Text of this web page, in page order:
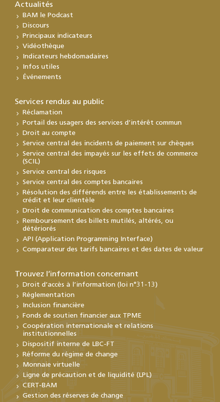
Actualités
BAM le Podcast
Discours
Principaux indicateurs
Vidéothèque
Indicateurs hebdomadaires
Infos utiles
Événements
Services rendus au public
Réclamation
Portail des usagers des services d’intérêt commun
Droit au compte
Service central des incidents de paiement sur chèques
Service central des impayés sur les effets de commerce
(SCIL)
Service central des risques
Service central des comptes bancaires
Résolution des différends entre les établissements de
crédit et leur clientèle
Droit de communication des comptes bancaires
Remboursement des billets mutilés, altérés, ou
détériorés
API (Application Programming Interface)
Comparateur des tarifs bancaires et des dates de valeur
Trouvez l’information concernant
Droit d’accès à l’information (loi n°31-13)
Réglementation
Inclusion financière
Fonds de soutien financier aux TPME
Coopération internationale et relations
institutionnelles
Dispositif interne de LBC-FT
Réforme du régime de change
Monnaie virtuelle
Ligne de précaution et de liquidité (LPL)
CERT-BAM
Gestion des réserves de change